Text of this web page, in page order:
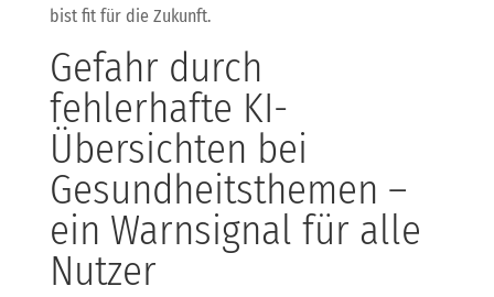
bist fit für die Zukunft.
Gefahr durch
fehlerhafte KI-
Übersichten bei
Gesundheitsthemen –
ein Warnsignal für alle
Nutzer